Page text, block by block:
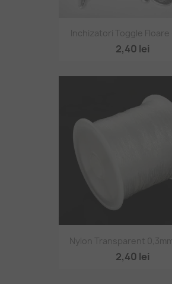
Inchizatori Toggle
2,40 lei
Nylon Transparent
2,40 lei